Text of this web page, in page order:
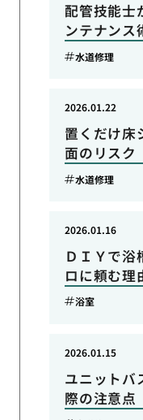
配管技能士
ンテナンス
水道修理
置くだけ床
面のリスク
2026.01.22
水道修理
ＤＩＹで浴
ロに頼む理
2026.01.16
浴室
ユニットバ
際の注意点
2026.01.15